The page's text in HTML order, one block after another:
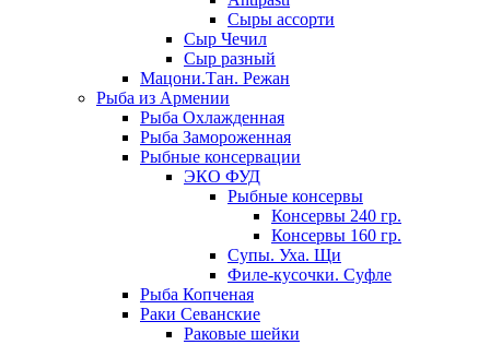
Сыры ассорти
Сыр Чечил
Сыр разный
Мацони.Тан. Режан
Рыба из Армении
Рыба Охлажденная
Рыба Замороженная
Рыбные консервации
ЭКО ФУД
Рыбные консервы
Консервы 240 гр.
Консервы 160 гр.
Супы. Уха. Щи
Филе-кусочки. Суфле
Рыба Копченая
Раки Севанские
Раковые шейки